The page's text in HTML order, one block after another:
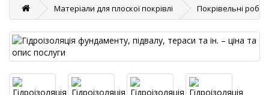
Матеріали для плоскої покрівлі Покрівельні